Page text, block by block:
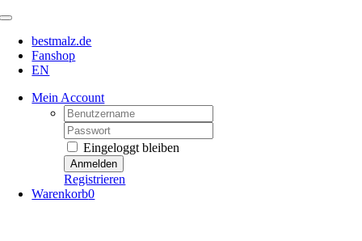
Zum
springen
Toggle
Navigationbestmalz.de
Fanshop
EN
Mein Account
Username:
Password:
Eingeloggt bleiben
Registrieren
Warenkorb0